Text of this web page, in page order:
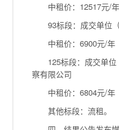
中租价：12517元/年
93标段：成交单位
中租价：6900元/年
125标段：成交单
察有限公司
中租价：6804元/年
其他标段：流租。